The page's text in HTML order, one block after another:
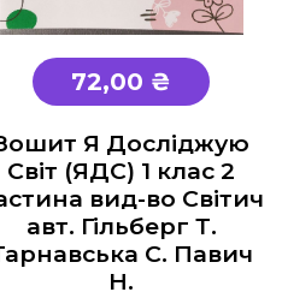
72,00 ₴
Я Досліджую
Світ (ЯДС) 1 клас 2
вид-во Світич
авт. Гільберг Т.
С. Павич
Н.